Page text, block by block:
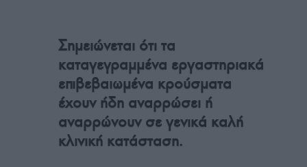
Σημειώνεται ότι τα
καταγεγραμμένα εργαστηριακά
επιβεβαιωμένα κρούσματα
έχουν ήδη αναρρώσει ή
αναρρώνουν σε γενικά καλή
κλινική κατάσταση.